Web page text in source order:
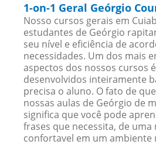
1-on-1 Geral Geórgio
Nosso cursos gerais em
estudantes de Geórgio
seu nível e eficiência de
necessidades. Um dos mais
aspectos dos nossos cursos
desenvolvidos inteiramente
precisa o aluno. O fato de
nossas aulas de Geórgio de
significa que você pode
frases que necessita, de uma
confortavel em um ambiente